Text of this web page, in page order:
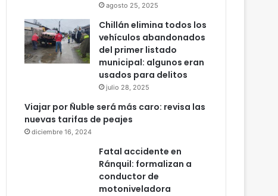
agosto 25, 2025
Chillán elimina todos los
vehículos abandonados
del primer listado
municipal: algunos eran
usados para delitos
julio 28, 2025
Viajar por Ñuble será más caro: revisa las
nuevas tarifas de peajes
diciembre 16, 2024
Fatal accidente en
Ránquil: formalizan a
conductor de
motoniveladora